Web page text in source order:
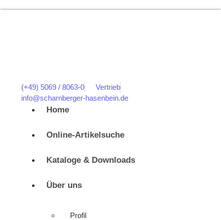
(+49) 5069 / 8063-0
Vertrieb
info@scharnberger-hasenbein.de
Home
Online-Artikelsuche
Kataloge & Downloads
Über uns
Profil